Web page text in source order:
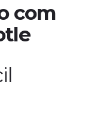
com